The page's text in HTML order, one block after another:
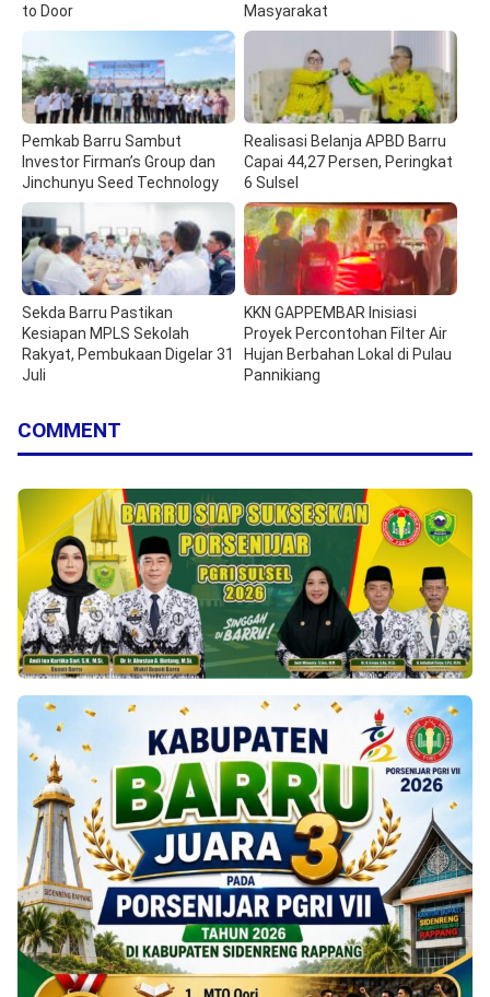
to Door
Masyarakat
Pemkab Barru Sambut
Investor Firman’s Group dan
Jinchunyu Seed Technology
Realisasi Belanja APBD Barru
Capai 44,27 Persen, Peringkat
6 Sulsel
Sekda Barru Pastikan
Kesiapan MPLS Sekolah
Rakyat, Pembukaan Digelar 31
Juli
KKN GAPPEMBAR Inisiasi
Proyek Percontohan Filter Air
Hujan Berbahan Lokal di Pulau
Pannikiang
COMMENT